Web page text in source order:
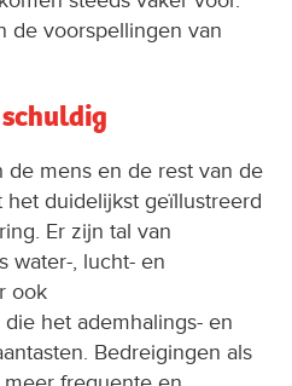
de voorspellingen van
mens en de rest van de
duidelijkst geïllustreerd
Er zijn tal van
water-, lucht- en
ook
het ademhalings- en
Bedreigingen als